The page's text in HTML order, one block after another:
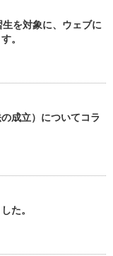
を対象に、ウェブに
。
成立）についてコラ
た。